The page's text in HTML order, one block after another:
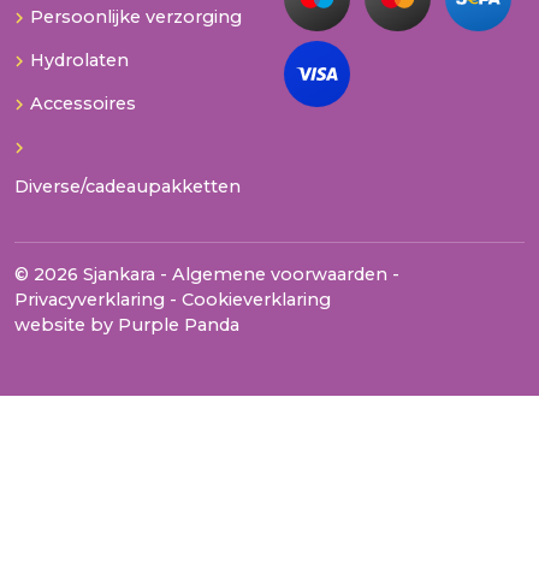
Persoonlijke verzorging
Hydrolaten
Accessoires
Diverse/cadeaupakketten
© 2026 Sjankara - Algemene voorwaarden -
Privacyverklaring - Cookieverklaring
website by Purple Panda